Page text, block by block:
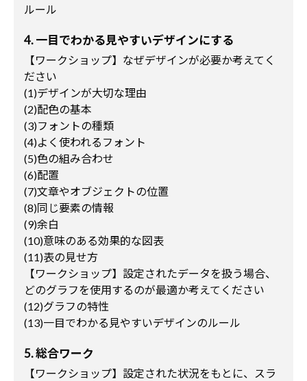
ルール
4. 一目でわかる見やすいデザインにする
【ワークショップ】なぜデザインが必要か考えてく
ださい
(1)デザインが大切な理由
(2)配色の基本
(3)フォントの種類
(4)よく使われるフォント
(5)色の組み合わせ
(6)配置
(7)文章やオブジェクトの位置
(8)同じ要素の情報
(9)余白
(10)意味のある効果的な図表
(11)表の見せ方
【ワークショップ】設定されたデータを扱う場合、
どのグラフを使用するのが最適か考えてください
(12)グラフの特性
(13)一目でわかる見やすいデザインのルール
5. 総合ワーク
【ワークショップ】設定された状況をもとに、スラ